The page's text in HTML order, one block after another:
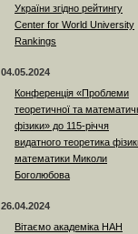
України згідно рейтингу
Center for World University
Rankings
04.05.2024
Конференція «Проблеми
теоретичної та
фізики» до 115-річчя
видатного теоретика
математики Миколи
Боголюбова
26.04.2024
Вітаємо академіка НАН